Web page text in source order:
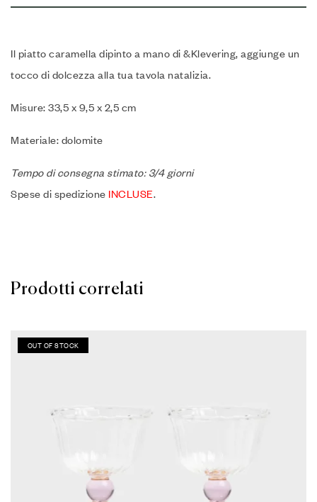
Il piatto caramella dipinto a mano di &Klevering, aggiunge un
tocco di dolcezza alla tua tavola natalizia.
Misure: 33,5 x 9,5 x 2,5 cm
Materiale: dolomite
Tempo di consegna stimato: 3/4 giorni
Spese di spedizione INCLUSE.
Prodotti correlati
OUT OF STOCK